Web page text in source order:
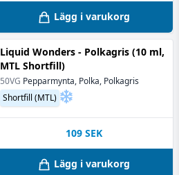
Lägg i varukorg
Liquid Wonders - Polkagris (10 ml,
MTL Shortfill)
50VG Pepparmynta, Polka, Polkagris
Shortfill (MTL)
109 SEK
Lägg i varukorg